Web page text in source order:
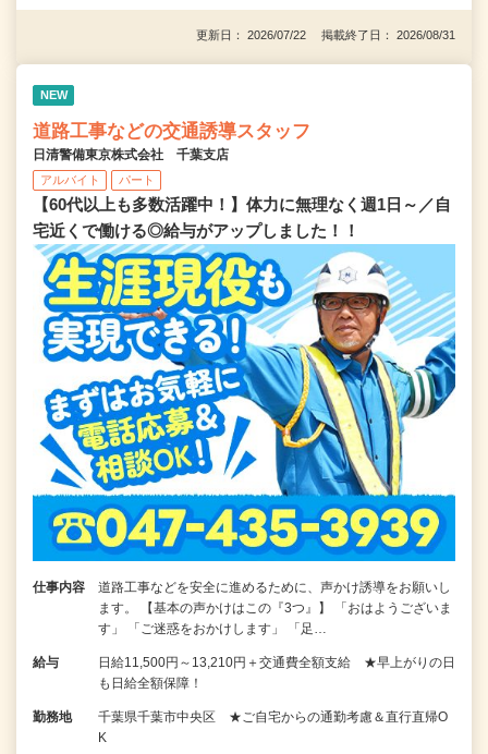
更新日： 2026/07/22 掲載終了日： 2026/08/31
NEW
道路工事などの交通誘導スタッフ
日清警備東京株式会社 千葉支店
アルバイト パート
【60代以上も多数活躍中！】体力に無理なく週1日～／自
宅近くで働ける◎給与がアップしました！！
仕事内容
道路工事などを安全に進めるために、声かけ誘導をお願いし
ます。 【基本の声かけはこの『3つ』】 「おはようございま
す」 「ご迷惑をおかけします」 「足…
給与
日給11,500円～13,210円＋交通費全額支給 ★早上がりの日
も日給全額保障！
勤務地
千葉県千葉市中央区 ★ご自宅からの通勤考慮＆直行直帰O
K